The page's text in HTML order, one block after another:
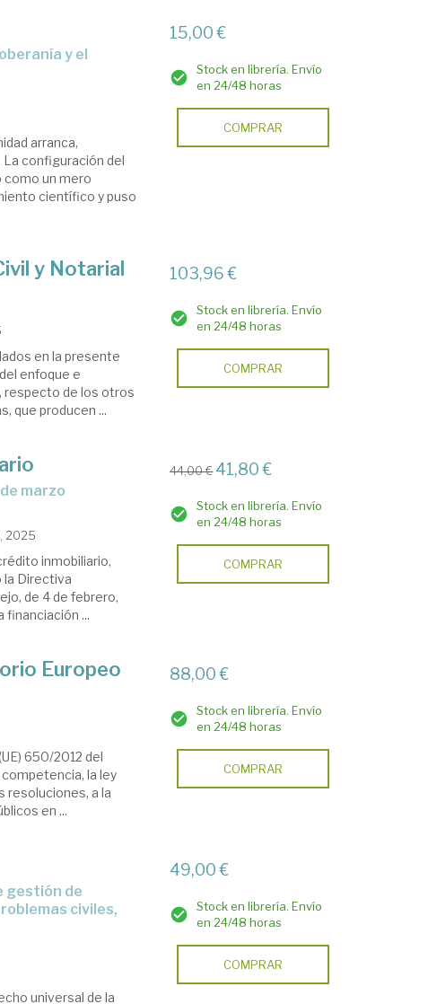
arranca,
La configuración del
como un mero
científico y puso
15,00 €
Stock en librería. Envío
en 24/48 horas
COMPRAR
y Notarial
en la presente
enfoque e
respecto de los otros
que producen ...
103,96 €
Stock en librería. Envío
en 24/48 horas
COMPRAR
marzo
2025
inmobiliario,
la Directiva
de 4 de febrero,
financiación ...
44,00 € 41,80 €
Stock en librería. Envío
en 24/48 horas
COMPRAR
Europeo
650/2012 del
la ley
resoluciones, a la
en ...
88,00 €
Stock en librería. Envío
en 24/48 horas
COMPRAR
civiles,
universal de la
49,00 €
Stock en librería. Envío
en 24/48 horas
COMPRAR